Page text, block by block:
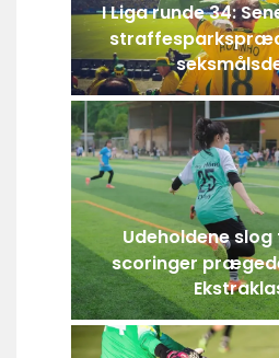
I Liga runde 34:
Udeholdene slog
scoringer